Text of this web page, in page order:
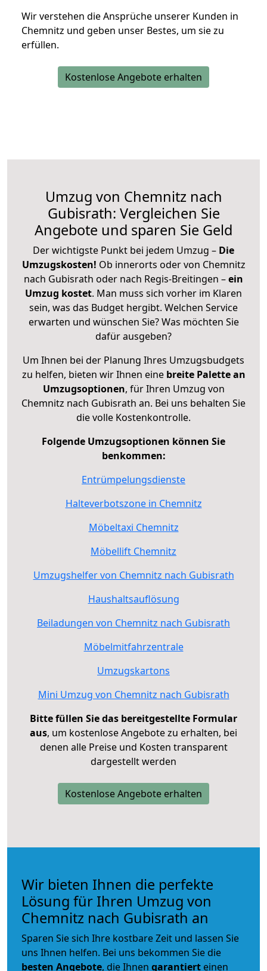
Wir verstehen die Ansprüche unserer Kunden in
Chemnitz und geben unser Bestes, um sie zu
erfüllen.
Kostenlose Angebote erhalten
Umzug von Chemnitz nach
Gubisrath: Vergleichen Sie
Angebote und sparen Sie Geld
Der wichtigste Punkt bei jedem Umzug – Die
Umzugskosten! Ob innerorts oder von Chemnitz
nach Gubisrath oder nach Regis-Breitingen –ein
Umzug kostet. Man muss sich vorher im Klaren
sein, was das Budget hergibt. Welchen Service
erwarten und wünschen Sie? Was möchten Sie
dafür ausgeben?
Um Ihnen bei der Planung Ihres Umzugsbudgets
zu helfen, bieten wir Ihnen eine breite Palette an
Umzugsoptionen, für Ihren Umzug von
Chemnitz nach Gubisrath an. Bei uns behalten Sie
die volle Kostenkontrolle.
Folgende Umzugsoptionen können Sie
benkommen:
Entrümpelungsdienste
Halteverbotszone in Chemnitz
Möbeltaxi Chemnitz
Möbellift Chemnitz
Umzugshelfer von Chemnitz nach Gubisrath
Haushaltsauflösung
Beiladungen von Chemnitz nach Gubisrath
Möbelmitfahrzentrale
Umzugskartons
Mini Umzug von Chemnitz nach Gubisrath
Bitte füllen Sie das bereitgestellte Formular
aus, um kostenlose Angebote zu erhalten, bei
denen alle Preise und Kosten transparent
dargestellt werden
Kostenlose Angebote erhalten
Wir bieten Ihnen die perfekte
Lösung für Ihren Umzug von
Chemnitz nach Gubisrath an
Sparen Sie sich Ihre kostbare Zeit und lassen Sie
uns Ihnen helfen. Bei uns bekommen Sie die
besten Angebote, die Ihnen garantiert einen